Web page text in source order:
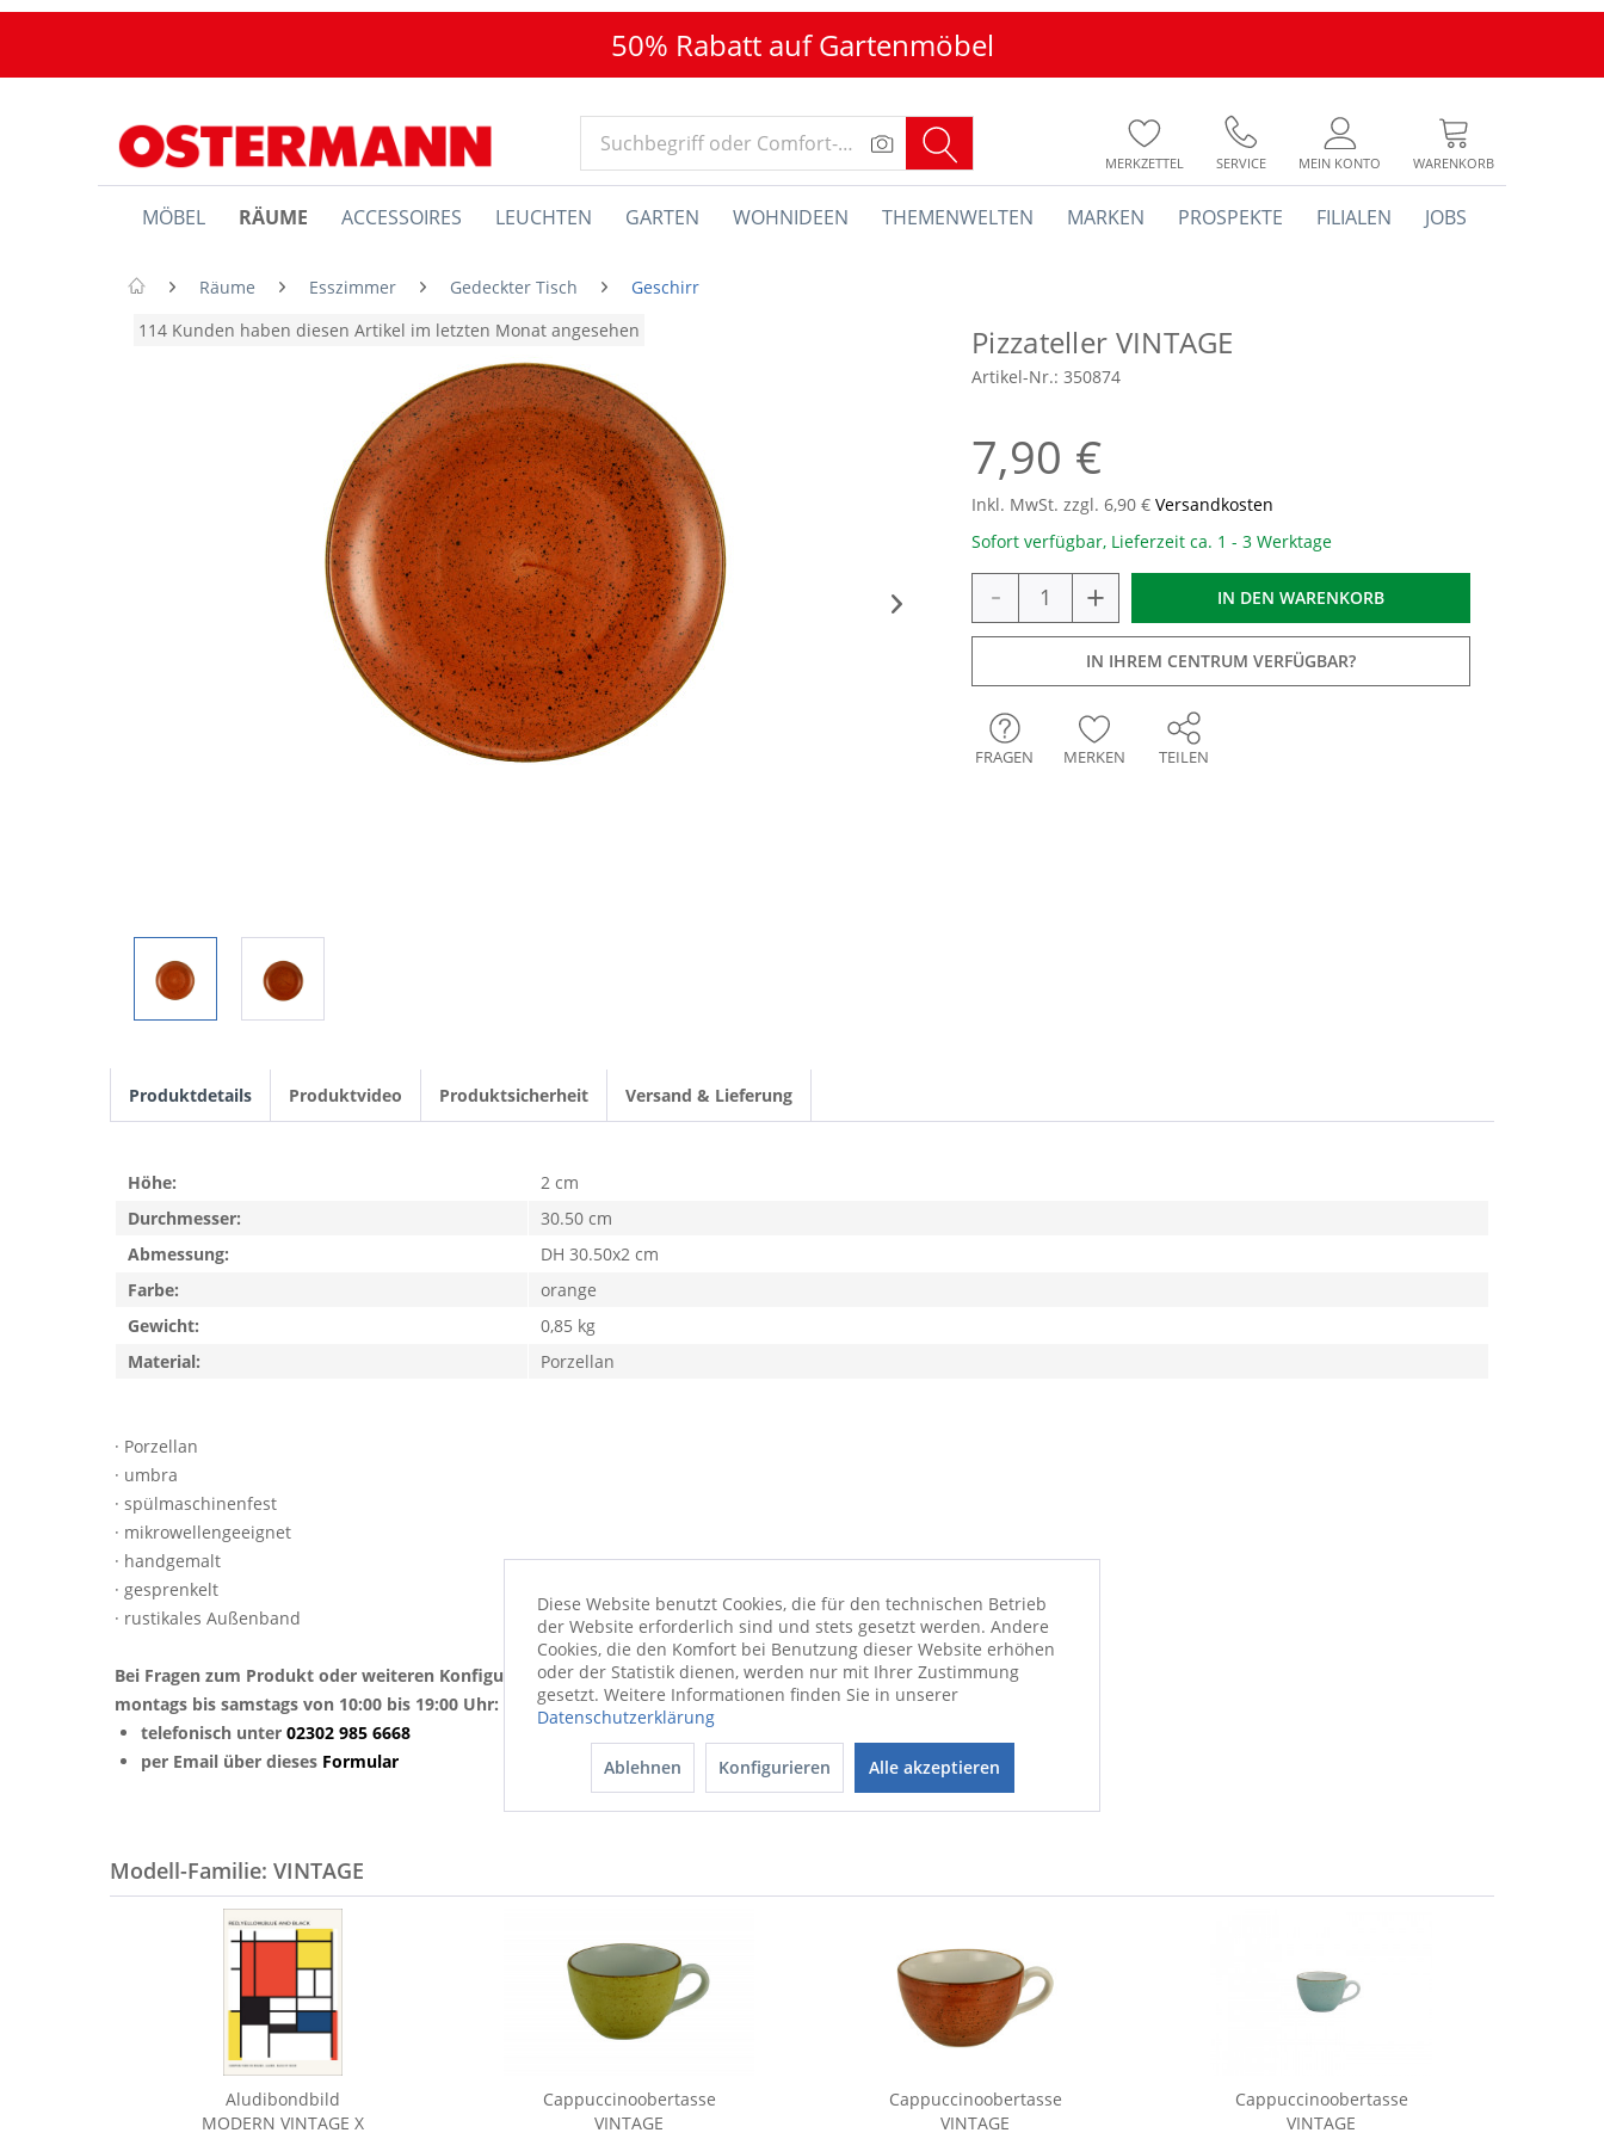
50% Rabatt auf Gartenmöbel
MERKZETTEL SERVICE MEIN KONTO WARENKORB
MÖBEL RÄUME ACCESSOIRES LEUCHTEN GARTEN WOHNIDEEN THEMENWELTEN MARKEN PROSPEKTE FILIALEN JOBS
Räume Esszimmer Gedeckter Tisch
Geschirr
114 Kunden haben diesen Artikel im letzten Monat angesehen
Pizzateller VINTAGE
Artikel-Nr.: 350874
7,90 €
Inkl. MwSt. zzgl. 6,90 € Versandkosten
Sofort verfügbar, Lieferzeit ca. 1 - 3 Werktage
- + IN DEN WARENKORB
IN IHREM CENTRUM VERFÜGBAR?
FRAGEN MERKEN TEILEN
Produktdetails Produktvideo Produktsicherheit Versand & Lieferung
· Porzellan
· umbra
· spülmaschinenfest
· mikrowellengeeignet
· handgemalt
· gesprenkelt
· rustikales Außenband
Bei Fragen zum Produkt oder weiteren Konfigurationswünschen beraten wir Sie gerne
montags bis samstags von 10:00 bis 19:00 Uhr:
telefonisch unter 02302 985 6668
per Email über dieses Formular
Höhe:
2 cm
Durchmesser:
30.50 cm
Abmessung:
DH 30.50x2 cm
Farbe:
orange
Gewicht:
0,85 kg
Material:
Porzellan
Modell-Familie: VINTAGE
Aludibondbild
MODERN VINTAGE X
Cappuccinoobertasse
VINTAGE
Cappuccinoobertasse
VINTAGE
Cappuccinoobertasse
VINTAGE
Diese Website benutzt Cookies, die für den technischen Betrieb
der Website erforderlich sind und stets gesetzt werden. Andere
Cookies, die den Komfort bei Benutzung dieser Website erhöhen
oder der Statistik dienen, werden nur mit Ihrer Zustimmung
gesetzt. Weitere Informationen finden Sie in unserer
Datenschutzerklärung
Ablehnen Konfigurieren Alle akzeptieren